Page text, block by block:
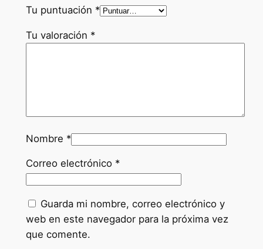
Tu puntuación *
Tu valoración *
Nombre *
Correo electrónico *
Guarda mi nombre, correo electrónico y
web en este navegador para la próxima vez
que comente.